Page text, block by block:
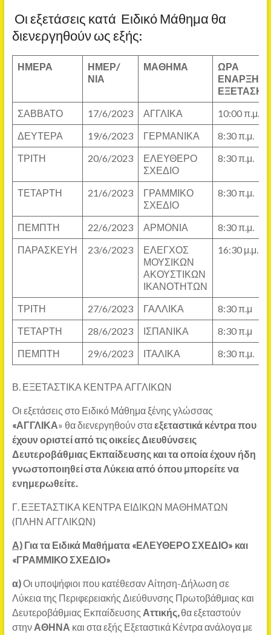
Οι εξετάσεις κατά Ειδικό Μάθημα θα
διενεργηθούν ως εξής:
ΗΜΕΡΑ
ΗΜΕΡ/
ΝΙΑ
ΜΑΘΗΜΑ
ΩΡΑ
ΕΝΑΡΞΗΣ
ΕΞΕΤΑΣΗΣ
ΣΑΒΒΑΤΟ
17/6/2023 ΑΓΓΛΙΚΑ
10:00 π.μ.
ΔΕΥΤΕΡΑ
19/6/2023 ΓΕΡΜΑΝΙΚΑ
8:30 π.μ.
ΤΡΙΤΗ
20/6/2023
ΕΛΕΥΘΕΡΟ
ΣΧΕΔΙΟ
8:30 π.μ.
ΤΕΤΑΡΤΗ 21/6/2023
ΓΡΑΜΜΙΚΟ
ΣΧΕΔΙΟ
8:30 π.μ.
ΠΕΜΠΤΗ 22/6/2023 ΑΡΜΟΝΙΑ
8:30 π.μ.
ΠΑΡΑΣΚΕΥΗ
23/6/2023
ΕΛΕΓΧΟΣ
ΜΟΥΣΙΚΩΝ
ΑΚΟΥΣΤΙΚΩΝ
ΙΚΑΝΟΤΗΤΩΝ
16:30 μ.μ.
ΤΡΙΤΗ 27/6/2023 ΓΑΛΛΙΚΑ
8:30 π.μ
ΤΕΤΑΡΤΗ
28/6/2023 ΙΣΠΑΝΙΚΑ
8:30 π.μ
ΠΕΜΠΤΗ
29/6/2023 ΙΤΑΛΙΚΑ 8:30 π.μ.
Β. ΕΞΕΤΑΣΤΙΚΑ ΚΕΝΤΡΑ ΑΓΓΛΙΚΩΝ
Οι εξετάσεις στο Ειδικό Μάθημα ξένης γλώσσας
«ΑΓΓΛΙΚΑ» θα διενεργηθούν σταεξεταστικά κέντρα που
έχουν οριστεί από τις οικείες Διευθύνσεις
Δευτεροβάθμιας Εκπαίδευσης και τα οποία έχουν ήδη
γνωστοποιηθεί στα Λύκεια από όπου μπορείτε να
ενημερωθείτε.
Γ. ΕΞΕΤΑΣΤΙΚΑ ΚΕΝΤΡΑ ΕΙΔΙΚΩΝ ΜΑΘΗΜΑΤΩΝ
(ΠΛΗΝ ΑΓΓΛΙΚΩΝ)
Α) Για τα Ειδικά Μαθήματα «ΕΛΕΥΘΕΡΟ ΣΧΕΔΙΟ» και
«ΓΡΑΜΜΙΚΟ ΣΧΕΔΙΟ»
α)Οι υποψήφιοι που κατέθεσαν Αίτηση-Δήλωση σε
Λύκεια της Περιφερειακής Διεύθυνσης Πρωτοβάθμιας και
Δευτεροβάθμιας Εκπαίδευσης Αττικής,θα εξεταστούν
στην ΑΘΗΝΑ και στα εξής Εξεταστικά Κέντρα ανάλογα με